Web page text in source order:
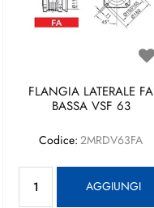
FLANGIA LATERALE FA
BASSA VSF 63
Codice: 2MRDV63FA
AGGIUNGI